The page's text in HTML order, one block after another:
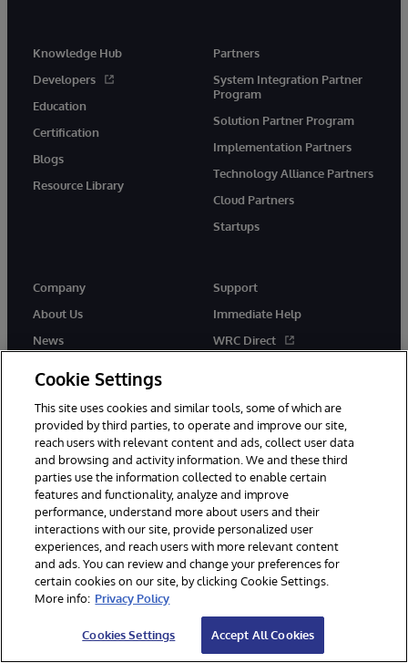
Knowledge Hub
Developers
Education
Certification
Blogs
Resource Library
Partners
System Integration Partner
Program
Solution Partner Program
Implementation Partners
Technology Alliance Partners
Cloud Partners
Startups
Company
About Us
News
Support
Immediate Help
WRC Direct
© 1996-2026 InterSystems Corporation, Boston, MA. Alla rättigheter
förbehållna.
Meddelanden/Termer och villkor
Integritetspolicy
Garanti
Tillgänglighet
Cookie Settings
This site uses cookies and similar tools, some of which are
provided by third parties, to operate and improve our site,
reach users with relevant content and ads, collect user data
and browsing and activity information. We and these third
parties use the information collected to enable certain
features and functionality, analyze and improve
performance, understand more about users and their
interactions with our site, provide personalized user
experiences, and reach users with more relevant content
and ads. You can review and change your preferences for
certain cookies on our site, by clicking Cookie Settings.
More info: Privacy Policy
Cookies Settings Accept All Cookies